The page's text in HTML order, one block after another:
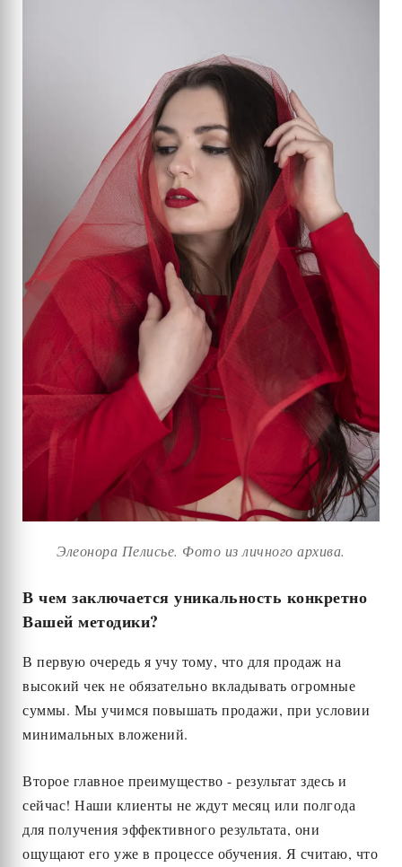
Элеонора Пелисье. Фото из личного архива.
В чем заключается уникальность конкретно
Вашей методики?
В первую очередь я учу тому, что для продаж на
высокий чек не обязательно вкладывать огромные
суммы. Мы учимся повышать продажи, при условии
минимальных вложений.
Второе главное преимущество - результат здесь и
сейчас! Наши клиенты не ждут месяц или полгода
для получения эффективного результата, они
ощущают его уже в процессе обучения. Я считаю, что